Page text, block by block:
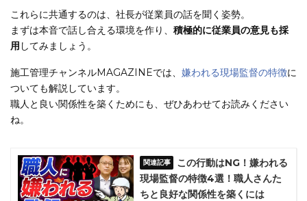
これらに共通するのは、社長が従業員の話を聞く姿勢。
まずは本音で話し合える環境を作り、 積極的に従業員の意見も採
用 してみましょう。
施工管理チャンネルMAGAZINEでは、 嫌われる現場監督の特徴に
ついても解説しています。
職人と良い関係性を築くためにも、ぜひあわせてお読みください
ね。
この行動はNG！嫌われる
現場監督の特徴4選！職人さんた
ちと良好な関係性を築くには